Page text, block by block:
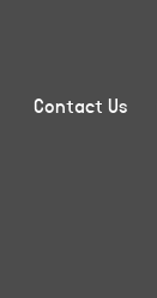
Contact Us